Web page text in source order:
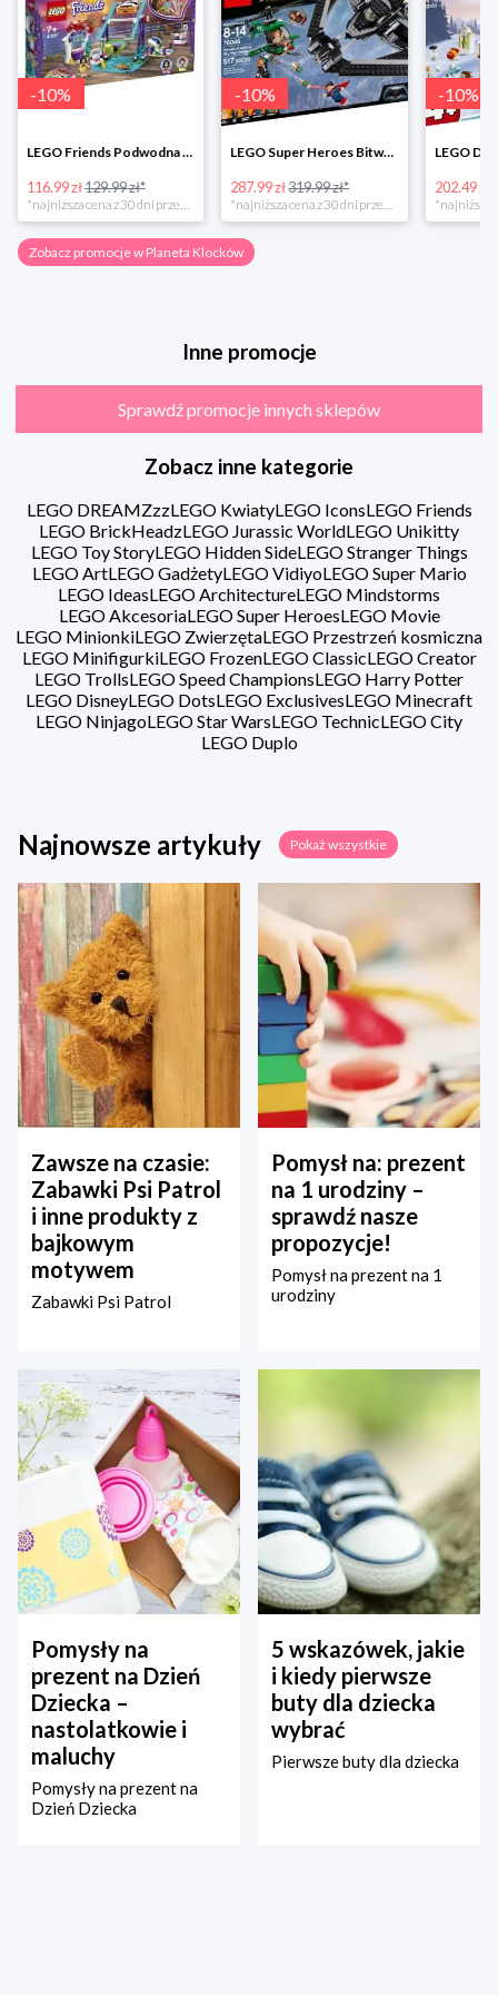
-10%
LEGO Friends Podwodna Frajda w super cenie
116.99 zł129.99 zł*
-10%
LEGO Super Heroes Bitwa powietrzna w super cenie
287.99 zł319.99 zł*
-10%
202.49 zł
Zobacz promocje w Planeta Klocków
Inne promocje
Sprawdź promocje innych sklepów
Zobacz inne kategorie
LEGO DREAMZzzLEGO KwiatyLEGO IconsLEGO Friends
LEGO BrickHeadzLEGO Jurassic WorldLEGO Unikitty
LEGO Toy StoryLEGO Hidden SideLEGO Stranger Things
LEGO ArtLEGO GadżetyLEGO VidiyoLEGO Super Mario
LEGO IdeasLEGO ArchitectureLEGO Mindstorms
LEGO AkcesoriaLEGO Super HeroesLEGO Movie
LEGO MinionkiLEGO ZwierzętaLEGO Przestrzeń kosmiczna
LEGO MinifigurkiLEGO FrozenLEGO ClassicLEGO Creator
LEGO TrollsLEGO Speed ChampionsLEGO Harry Potter
LEGO DisneyLEGO DotsLEGO ExclusivesLEGO Minecraft
LEGO NinjagoLEGO Star WarsLEGO TechnicLEGO City
LEGO Duplo
Najnowsze artykuły Pokaż wszystkie
Zawsze na czasie:
Zabawki Psi Patrol
i inne produkty z
bajkowym
motywem
Zabawki Psi Patrol
Pomysł na: prezent
na 1 urodziny –
sprawdź nasze
propozycje!
Pomysł na prezent na 1
urodziny
Pomysły na
prezent na Dzień
Dziecka –
nastolatkowie i
maluchy
Pomysły na prezent na
Dzień Dziecka
5 wskazówek, jakie
i kiedy pierwsze
buty dla dziecka
wybrać
Pierwsze buty dla dziecka